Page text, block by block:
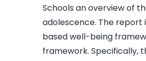
Schools an overview of
adolescence. The
based well-being
framework. Specifically,